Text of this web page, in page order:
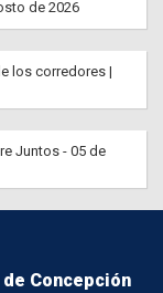
de 2026
los corredores |
Juntos - 05 de
Concepción